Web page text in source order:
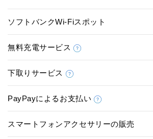
ソフトバンクWi-Fiスポット
無料充電サービス
下取りサービス
PayPayによるお支払い
スマートフォンアクセサリーの販売